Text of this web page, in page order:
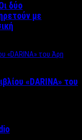
δύο
με
«DARINA» του